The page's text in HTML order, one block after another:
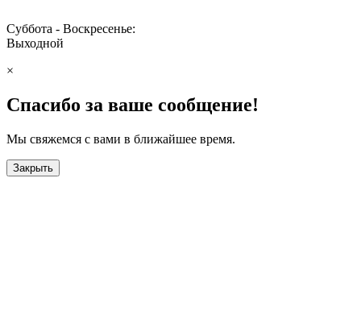
Суббота - Воскресенье:
Выходной
×
Спасибо за ваше сообщение!
Мы свяжемся с вами в ближайшее время.
Закрыть